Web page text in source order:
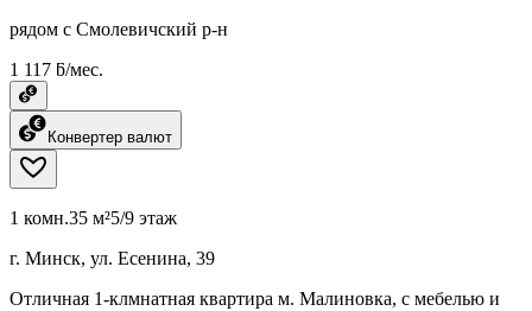
рядом с Смолевичский р-н
1 117 ƃ/мес.
Конвертер валют
1 комн.35 м²5/9 этаж
г. Минск, ул. Есенина, 39
Отличная 1-клмнатная квартира м. Малиновка, с мебелью и